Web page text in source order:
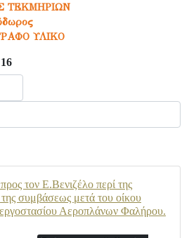
ΤΕΚΜΗΡΙΩΝ
ΥΛΙΚΟ
16
τον Ε.Βενιζέλο περί της
της συμβάσεως μετά του οίκου
Αεροπλάνων Φαλήρου.